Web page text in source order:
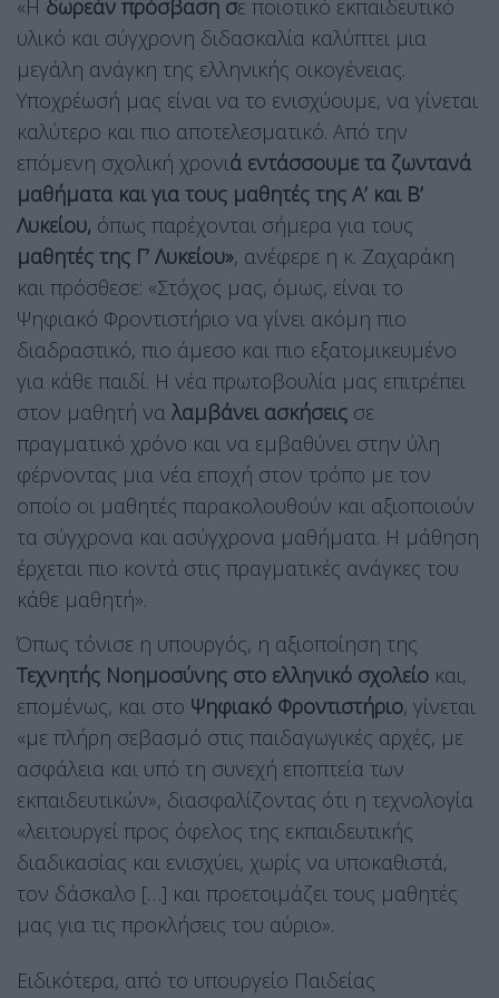
«Η δωρεάν πρόσβαση σε ποιοτικό εκπαιδευτικό
υλικό και σύγχρονη διδασκαλία καλύπτει μια
μεγάλη ανάγκη της ελληνικής οικογένειας.
Υποχρέωσή μας είναι να το ενισχύουμε, να γίνεται
καλύτερο και πιο αποτελεσματικό. Από την
επόμενη σχολική χρονιά εντάσσουμε τα ζωντανά
μαθήματα και για τους μαθητές της Α’ και Β’
Λυκείου, όπως παρέχονται σήμερα για τους
μαθητές της Γ’ Λυκείου», ανέφερε η κ. Ζαχαράκη
και πρόσθεσε: «Στόχος μας, όμως, είναι το
Ψηφιακό Φροντιστήριο να γίνει ακόμη πιο
διαδραστικό, πιο άμεσο και πιο εξατομικευμένο
για κάθε παιδί. Η νέα πρωτοβουλία μας επιτρέπει
στον μαθητή να λαμβάνει ασκήσεις σε
πραγματικό χρόνο και να εμβαθύνει στην ύλη
φέρνοντας μια νέα εποχή στον τρόπο με τον
οποίο οι μαθητές παρακολουθούν και αξιοποιούν
τα σύγχρονα και ασύγχρονα μαθήματα. Η μάθηση
έρχεται πιο κοντά στις πραγματικές ανάγκες του
κάθε μαθητή».
Όπως τόνισε η υπουργός, η αξιοποίηση της
Τεχνητής Νοημοσύνης στο ελληνικό σχολείο και,
επομένως, και στο Ψηφιακό Φροντιστήριο, γίνεται
«με πλήρη σεβασμό στις παιδαγωγικές αρχές, με
ασφάλεια και υπό τη συνεχή εποπτεία των
εκπαιδευτικών», διασφαλίζοντας ότι η τεχνολογία
«λειτουργεί προς όφελος της εκπαιδευτικής
διαδικασίας και ενισχύει, χωρίς να υποκαθιστά,
τον δάσκαλο […] και προετοιμάζει τους μαθητές
μας για τις προκλήσεις του αύριο».
Ειδικότερα, από το υπουργείο Παιδείας